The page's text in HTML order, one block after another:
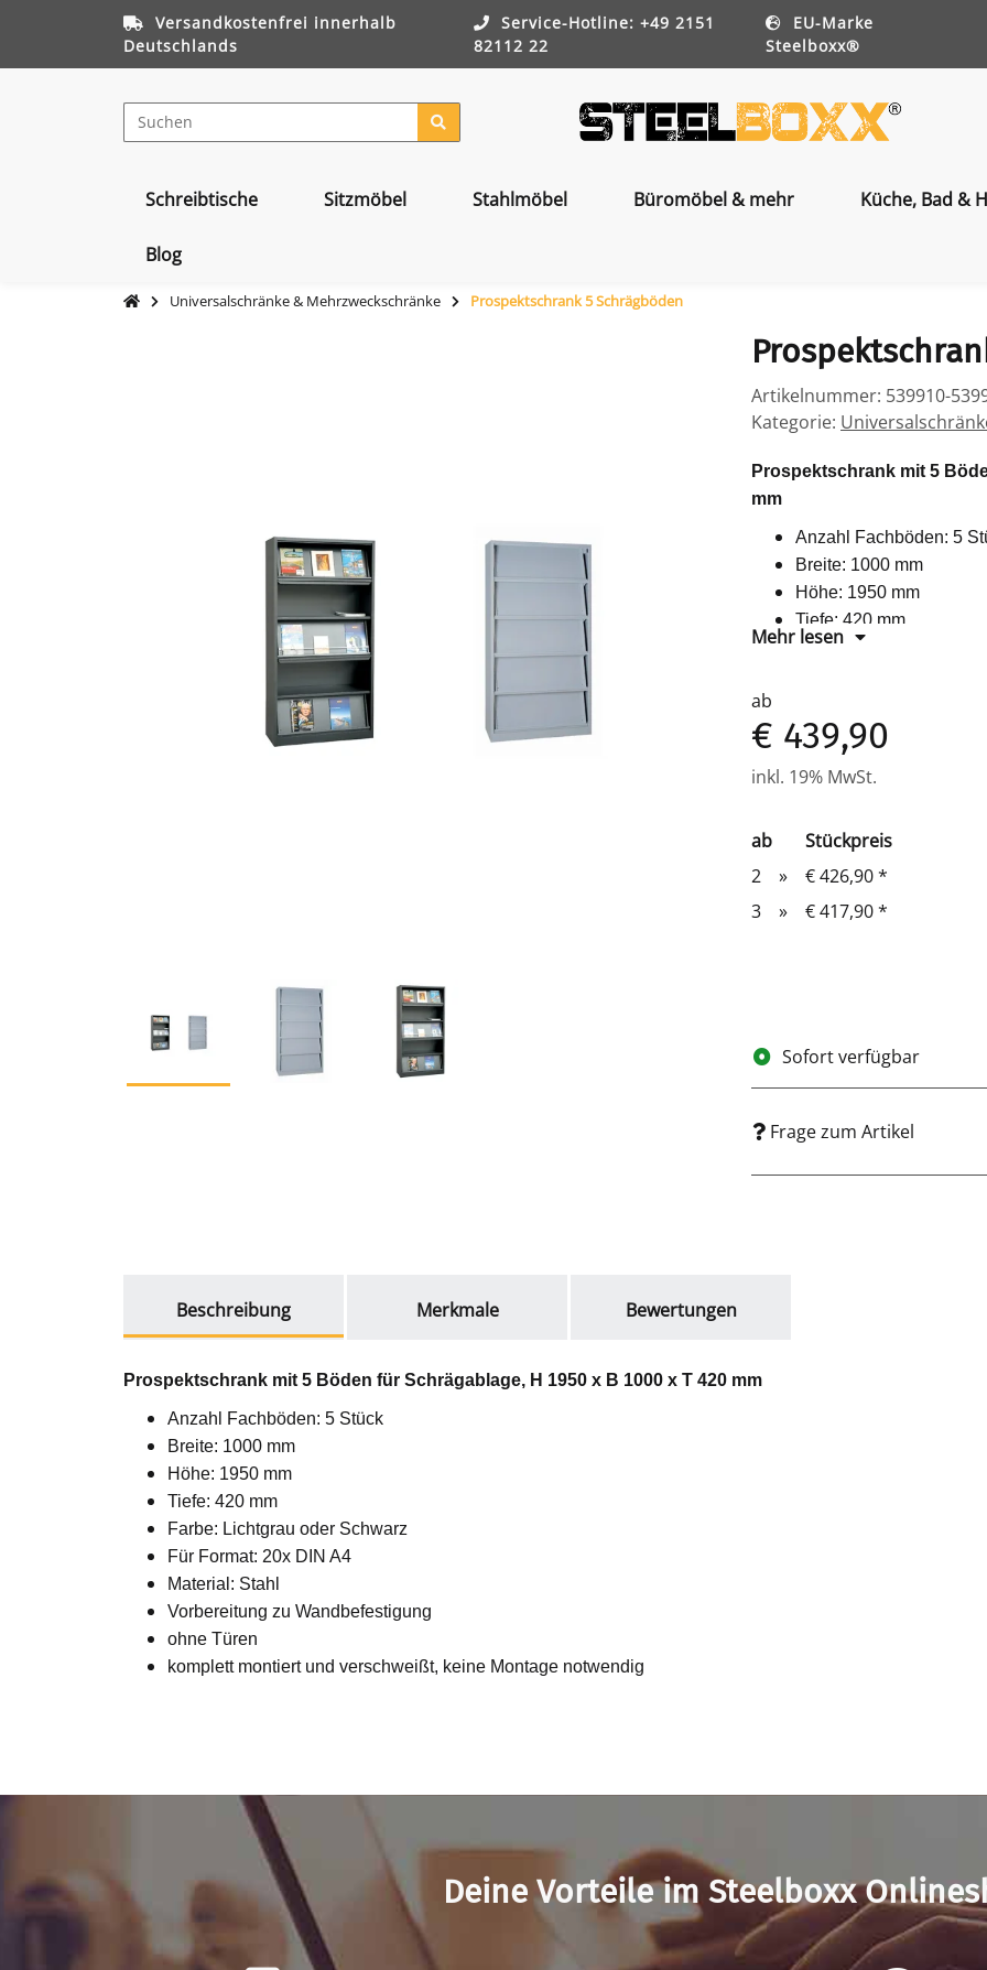
Versandkostenfrei innerhalb
Deutschlands
Service-Hotline: +49 2151
82112 22
EU-Marke
Steelboxx®
Schreibtische Sitzmöbel Stahlmöbel Büromöbel & mehr Küche, Bad &
Blog
Universalschränke & Mehrzweckschränke Prospektschrank 5 Schrägböden
Artikelnummer: 539910-
Kategorie:
Prospektschrank mit 5
mm
Anzahl Fachböden: 5
Breite: 1000 mm
Höhe: 1950 mm
Tiefe: 420 mm
Farbe: Lichtgrau oder
Vorbereitung zu
ohne Türen
komplett montiert und
Mehr lesen
ab
€ 439,90
inkl. 19% MwSt.
ab
Stückpreis
2
» € 426,90*
3
» € 417,90*
Sofort verfügbar
Frage zum Artikel
Beschreibung
Merkmale Bewertungen
Prospektschrank mit 5 Böden für Schrägablage, H 1950 x B 1000 x T 420 mm
Anzahl Fachböden: 5 Stück
Breite: 1000 mm
Höhe: 1950 mm
Tiefe: 420 mm
Farbe: Lichtgrau oder Schwarz
Für Format: 20x DIN A4
Material: Stahl
Vorbereitung zu Wandbefestigung
ohne Türen
komplett montiert und verschweißt, keine Montage notwendig
Deine Vorteile im Steelboxx